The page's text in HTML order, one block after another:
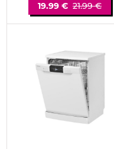
19.99 € 21.99 €